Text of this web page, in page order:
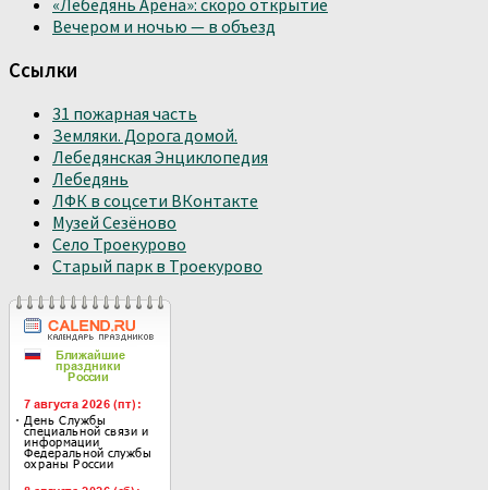
Вечером и ночью — в объезд
Ссылки
31 пожарная часть
Земляки. Дорога домой.
Лебедянская Энциклопедия
Лебедянь
ЛФК в соцсети ВКонтакте
Музей Сезёново
Село Троекурово
Старый парк в Троекурово